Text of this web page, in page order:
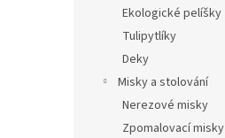
Ekologické pelíšky
Tulipytlíky
Deky
Misky a stolování
Nerezové misky
Zpomalovací misky